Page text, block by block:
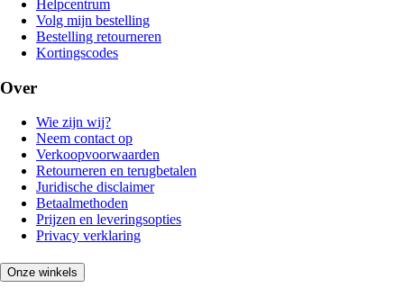
Helpcentrum
Volg mijn bestelling
Bestelling retourneren
Kortingscodes
Over
Wie zijn wij?
Neem contact op
Verkoopvoorwaarden
Retourneren en terugbetalen
Juridische disclaimer
Betaalmethoden
Prijzen en leveringsopties
Privacy verklaring
Onze winkels